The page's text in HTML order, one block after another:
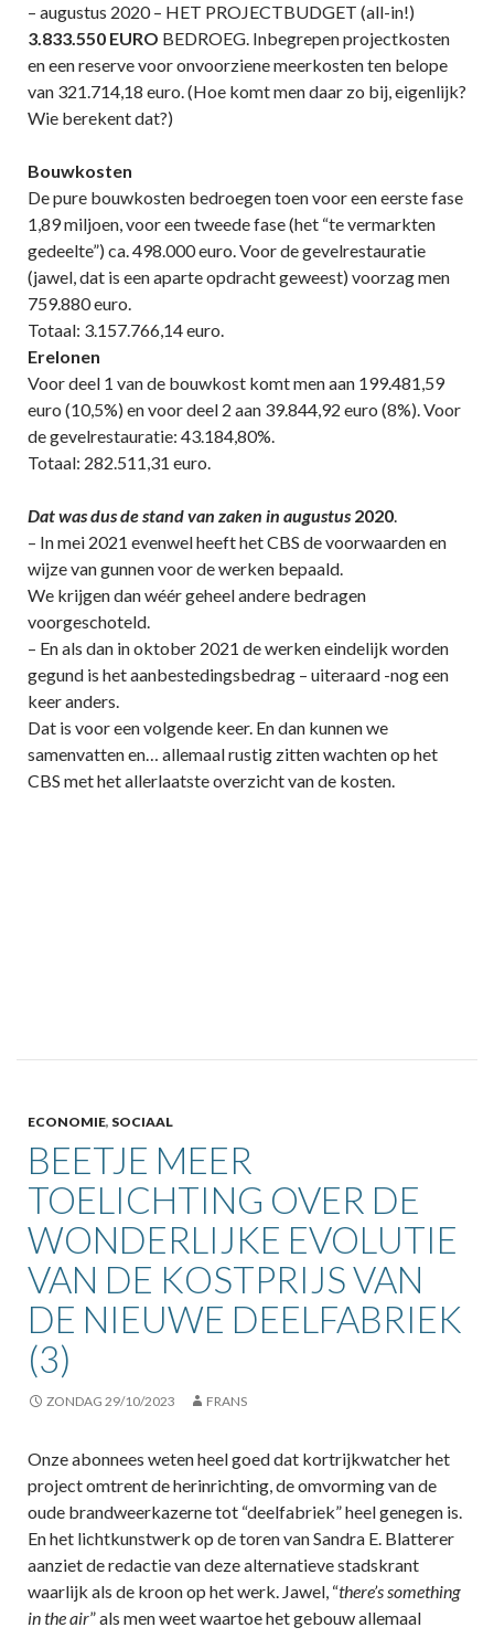
– augustus 2020 – HET PROJECTBUDGET (all-in!)
3.833.550 EURO BEDROEG. Inbegrepen projectkosten
en een reserve voor onvoorziene meerkosten ten belope
van 321.714,18 euro. (Hoe komt men daar zo bij, eigenlijk?
Wie berekent dat?)
Bouwkosten
De pure bouwkosten bedroegen toen voor een eerste fase
1,89 miljoen, voor een tweede fase (het “te vermarkten
gedeelte”) ca. 498.000 euro. Voor de gevelrestauratie
(jawel, dat is een aparte opdracht geweest) voorzag men
759.880 euro.
Totaal: 3.157.766,14 euro.
Erelonen
Voor deel 1 van de bouwkost komt men aan 199.481,59
euro (10,5%) en voor deel 2 aan 39.844,92 euro (8%). Voor
de gevelrestauratie: 43.184,80%.
Totaal: 282.511,31 euro.
Dat was dus de stand van zaken in augustus 2020.
– In mei 2021 evenwel heeft het CBS de voorwaarden en
wijze van gunnen voor de werken bepaald.
We krijgen dan wéér geheel andere bedragen
voorgeschoteld.
– En als dan in oktober 2021 de werken eindelijk worden
gegund is het aanbestedingsbedrag – uiteraard -nog een
keer anders.
Dat is voor een volgende keer. En dan kunnen we
samenvatten en… allemaal rustig zitten wachten op het
CBS met het allerlaatste overzicht van de kosten.
ECONOMIE, SOCIAAL
BEETJE MEER
TOELICHTING OVER DE
WONDERLIJKE EVOLUTIE
VAN DE KOSTPRIJS VAN
DE NIEUWE DEELFABRIEK
(3)
ZONDAG 29/10/2023 FRANS
Onze abonnees weten heel goed dat kortrijkwatcher het
project omtrent de herinrichting, de omvorming van de
oude brandweerkazerne tot “deelfabriek” heel genegen is.
En het lichtkunstwerk op de toren van Sandra E. Blatterer
aanziet de redactie van deze alternatieve stadskrant
waarlijk als de kroon op het werk. Jawel, “there’s something
in the air” als men weet waartoe het gebouw allemaal